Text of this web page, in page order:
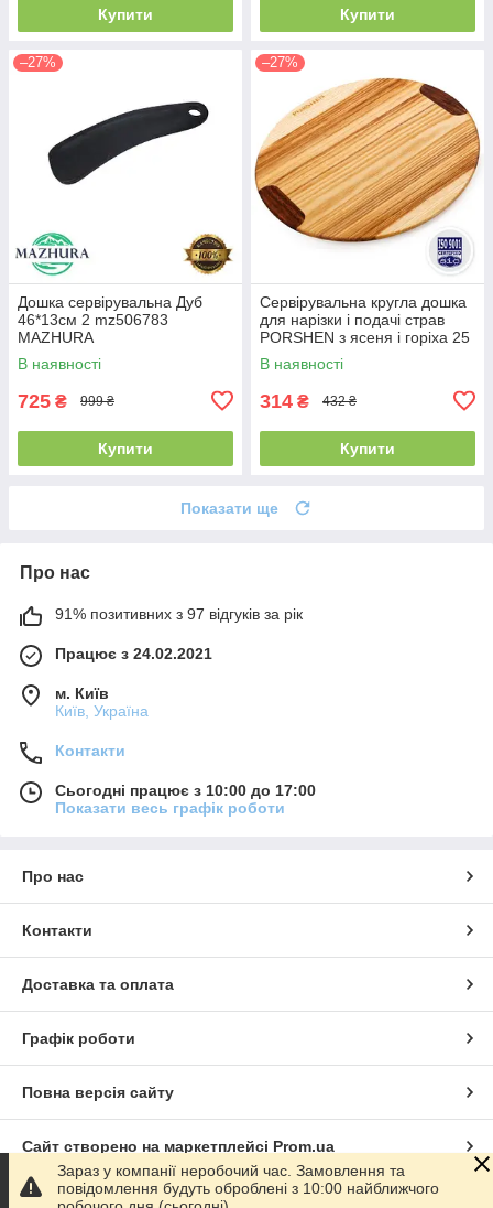
Купити Купити
–27%
Дошка сервірувальна Дуб
46*13см 2 mz506783
MAZHURA
В наявності
725 ₴ 999 ₴
Купити
–27%
Сервірувальна кругла дошка
для нарізки і подачі страв
PORSHEN з ясеня і горіха 25
х 1.8 см (DNP 003)
В наявності
314 ₴ 432 ₴
Купити
Показати ще
Про нас
91% позитивних з 97 відгуків за рік
Працює з 24.02.2021
м. Київ
Київ, Україна
Контакти
Сьогодні працює з 10:00 до 17:00
Показати весь графік роботи
Про нас
Контакти
Доставка та оплата
Графік роботи
Повна версія сайту
Сайт створено на маркетплейсі Prom.ua
Політика конфіденційності
Зараз у компанії неробочий час. Замовлення та
повідомлення будуть оброблені з 10:00 найближчого